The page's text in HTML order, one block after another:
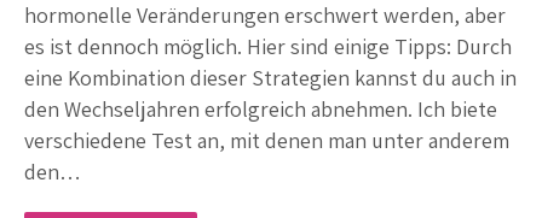
hormonelle Veränderungen erschwert werden, aber
es ist dennoch möglich. Hier sind einige Tipps: Durch
eine Kombination dieser Strategien kannst du auch in
den Wechseljahren erfolgreich abnehmen. Ich biete
verschiedene Test an, mit denen man unter anderem
den…